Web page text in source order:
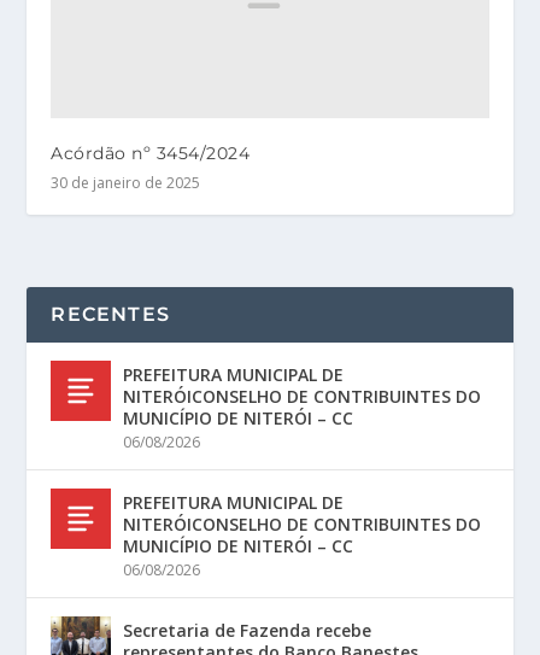
Acórdão nº 3454/2024
30 de janeiro de 2025
RECENTES
PREFEITURA MUNICIPAL DE
NITERÓICONSELHO DE CONTRIBUINTES DO
MUNICÍPIO DE NITERÓI – CC
06/08/2026
PREFEITURA MUNICIPAL DE
NITERÓICONSELHO DE CONTRIBUINTES DO
MUNICÍPIO DE NITERÓI – CC
06/08/2026
Secretaria de Fazenda recebe